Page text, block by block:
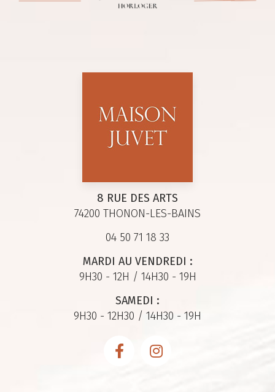
8 RUE DES ARTS
74200 THONON-LES-BAINS
04 50 71 18 33
MARDI AU VENDREDI :
9H30 - 12H / 14H30 - 19H
SAMEDI :
9H30 - 12H30 / 14H30 - 19H